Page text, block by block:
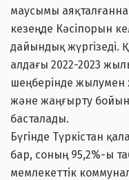
маусымы
кезеңде Кәсіпорын
дайындық жүргізеді.
алдағы 2022-2023
шеңберінде жылумен
және жаңғырту
басталады.
Бүгінде Түркістан
бар, соның 95,2%-ы
мемлекеттік